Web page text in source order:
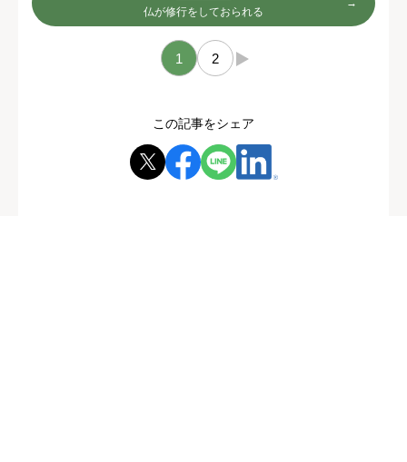
仏が修行をしておられる
1 2 →
この記事をシェア